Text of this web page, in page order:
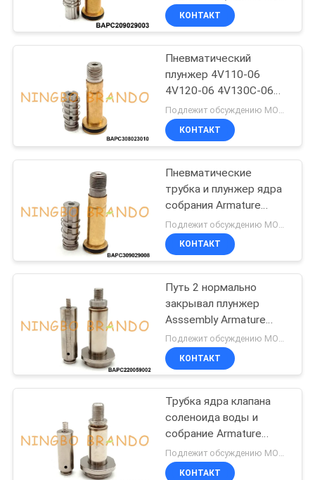
Клапан
реактивного
сопла ИМПа ульс
1184
Клапан соленоида
рефрижерации
485
пневматические
штуцеры шланга
путей
КОНТАКТ
Пневматический
плунжер 4V110-06
4V120-06 4V130C-06
Armature клапана
соленоида
КОНТАКТ
Пневматические
трубка и плунжер ядра
собрания Armature
клапана соленоида
воздуха
КОНТАКТ
Путь 2 нормально
закрывал плунжер
Asssembly Armature
клапана соленоида
воды
Подлежит обсуждению MOQ:1000
КОНТАКТ
Трубка ядра клапана
соленоида воды и
собрание Armature
плунжера
Подлежит обсуждению MOQ:1 набор
КОНТАКТ